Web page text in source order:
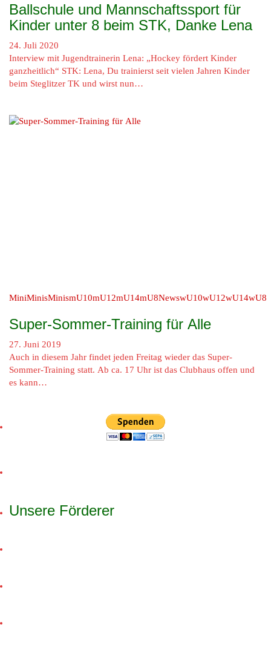
Ballschule und Mannschaftssport für
Kinder unter 8 beim STK, Danke Lena
24. Juli 2020
Interview mit Jugendtrainerin Lena: „Hockey fördert Kinder
ganzheitlich“ STK: Lena, Du trainierst seit vielen Jahren Kinder
beim Steglitzer TK und wirst nun…
MiniMinisMinismU10mU12mU14mU8NewswU10wU12wU14wU8
Super-Sommer-Training für Alle
27. Juni 2019
Auch in diesem Jahr findet jeden Freitag wieder das Super-
Sommer-Training statt. Ab ca. 17 Uhr ist das Clubhaus offen und
es kann…
Unsere Förderer